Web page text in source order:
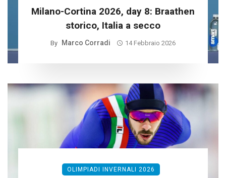
Milano-Cortina 2026, day 8: Braathen
storico, Italia a secco
By Marco Corradi 14 Febbraio 2026
OLIMPIADI INVERNALI 2026